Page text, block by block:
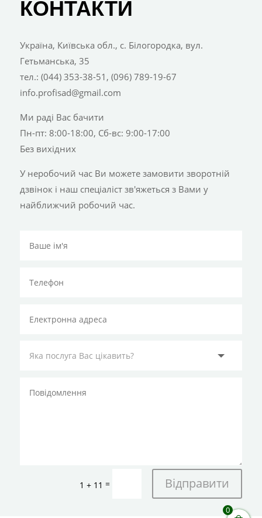
КОНТАКТИ
Україна, Київська обл., с. Білогородка, вул.
Гетьманська, 35
тел.: (044) 353-38-51, (096) 789-19-67
info.profisad@gmail.com
Ми раді Вас бачити
Пн-пт: 8:00-18:00, Сб-вс: 9:00-17:00
Без вихідних
У неробочий час Ви можете замовити зворотній
дзвінок і наш спеціаліст зв'яжеться з Вами у
найближчий робочий час.
1 + 11 = Відправити
0